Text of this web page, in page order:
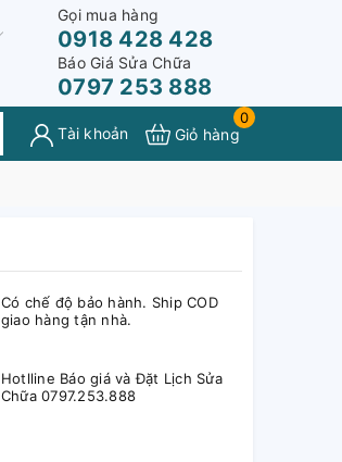
Gọi mua hàng
0918 428 428
Báo Giá Sửa Chữa
0797 253 888
Tài khoản
0
Giỏ hàng
Có chế độ bảo hành. Ship COD
giao hàng tận nhà.
Hotlline Báo giá và Đặt Lịch Sửa
Chữa 0797.253.888